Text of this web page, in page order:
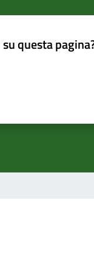
questa